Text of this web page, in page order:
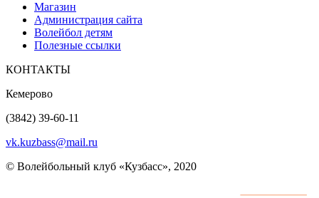
Магазин
Администрация сайта
Волейбол детям
Полезные ссылки
КОНТАКТЫ
Кемерово
(3842) 39-60-11
vk.kuzbass@mail.ru
© Волейбольный клуб «Кузбасс», 2020